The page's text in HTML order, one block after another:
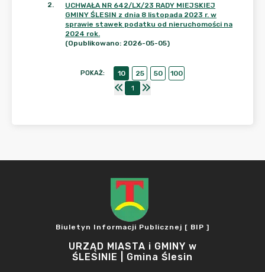
2.
UCHWAŁA NR 642/LX/23 RADY MIEJSKIEJ
GMINY ŚLESIN z dnia 8 listopada 2023 r. w
sprawie stawek podatku od nieruchomości na
2024 rok.
(Opublikowano: 2026-05-05)
POKAŻ: 10 25 50
100
1
Biuletyn Informacji Publicznej [ BIP ]
URZĄD MIASTA i GMINY w
ŚLESINIE | Gmina Ślesin